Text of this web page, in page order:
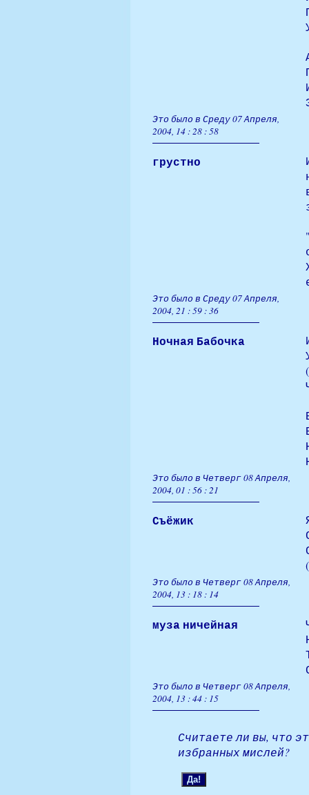
Это было в Среду 07 Апреля,
2004, 14 : 28 : 58
грустно
Это было в Среду 07 Апреля,
2004, 21 : 59 : 36
Ночная Бабочка
(
Это было в Четверг 08 Апреля,
2004, 01 : 56 : 21
Съёжик
Это было в Четверг 08 Апреля,
2004, 13 : 18 : 14
муза ничейная
Это было в Четверг 08 Апреля,
2004, 13 : 44 : 15
Считаете ли вы, что
избранных мислей?